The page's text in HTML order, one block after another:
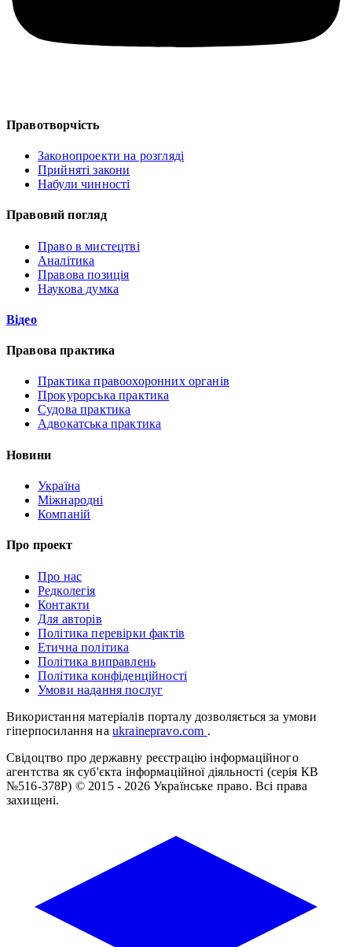
Правотворчість
Законопроекти на розгляді
Прийняті закони
Набули чинності
Правовий погляд
Право в мистецтві
Аналітика
Правова позиція
Наукова думка
Відео
Правова практика
Практика правоохоронних органів
Прокурорська практика
Судова практика
Адвокатська практика
Новини
Україна
Міжнародні
Компаній
Про проект
Про нас
Редколегія
Контакти
Для авторів
Політика перевірки фактів
Етична політика
Політика виправлень
Політика конфіденційності
Умови надання послуг
Використання матеріалів порталу дозволяється за умови
гіперпосилання на ukrainepravo.com .
Свідоцтво про державну реєстрацію інформаційного
агентства як суб'єкта інформаційної діяльності (серія КВ
№516-378Р) © 2015 - 2026 Українське право. Всі права
захищені.